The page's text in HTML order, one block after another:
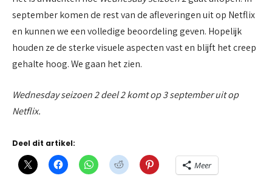
september komen de rest van de afleveringen uit op Netflix
en kunnen we een volledige beoordeling geven. Hopelijk
houden ze de sterke visuele aspecten vast en blijft het creep
gehalte hoog. We gaan het zien.
Wednesday seizoen 2 deel 2 komt op 3 september uit op
Netflix.
Deel dit artikel:
Meer